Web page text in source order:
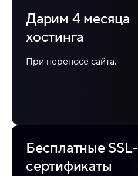
Дарим 4 месяца
хостинга
При переносе сайта.
Бесплатные SSL-
сертификаты